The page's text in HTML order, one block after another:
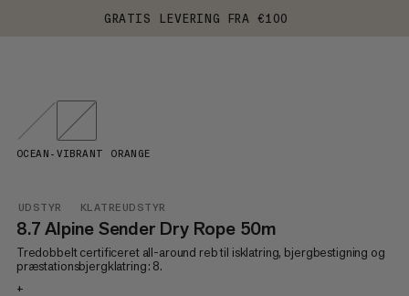
GRATIS LEVERING FRA €100
UDSTYR KLATREUDSTYR
8.7 Alpine Sender Dry Rope 50m
Tredobbelt certificeret all-around reb til isklatring, bjergbestigning og
præstationsbjergklatring: 8.
+
OCEAN-VIBRANT ORANGE